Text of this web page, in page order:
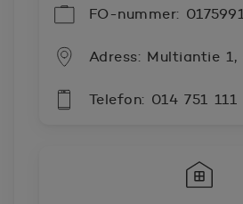
FO-nummer:
Adress: Multiantie 1,
Telefon: 014 751 111